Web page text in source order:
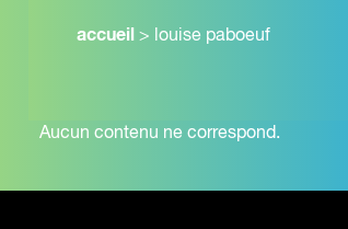
accueil > louise paboeuf
Aucun contenu ne correspond.